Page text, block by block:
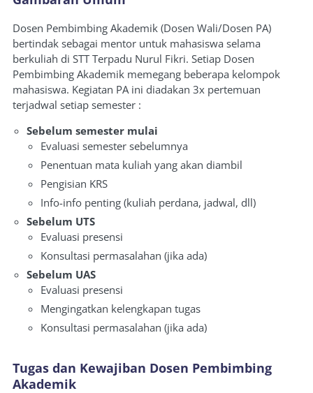
Dosen Pembimbing Akademik (Dosen Wali/Dosen PA)
bertindak sebagai mentor untuk mahasiswa selama
berkuliah di STT Terpadu Nurul Fikri. Setiap Dosen
Pembimbing Akademik memegang beberapa kelompok
mahasiswa. Kegiatan PA ini diadakan 3x pertemuan
terjadwal setiap semester :
Sebelum semester mulai
Evaluasi semester sebelumnya
Penentuan mata kuliah yang akan diambil
Pengisian KRS
Info-info penting (kuliah perdana, jadwal, dll)
Sebelum UTS
Evaluasi presensi
Konsultasi permasalahan (jika ada)
Sebelum UAS
Evaluasi presensi
Mengingatkan kelengkapan tugas
Konsultasi permasalahan (jika ada)
Tugas dan Kewajiban Dosen Pembimbing
Akademik